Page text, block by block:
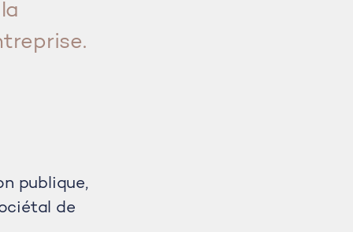
publique,
de